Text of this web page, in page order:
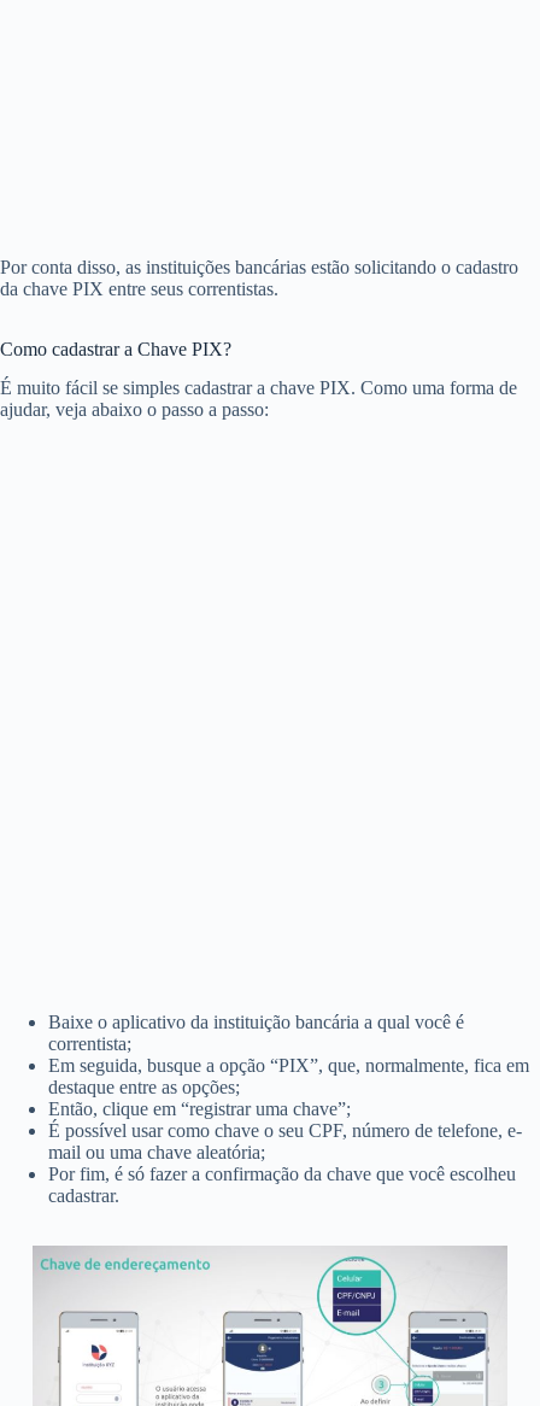
Por conta disso, as instituições bancárias estão solicitando o cadastro
da chave PIX entre seus correntistas.
Como cadastrar a Chave PIX?
É muito fácil se simples cadastrar a chave PIX. Como uma forma de
ajudar, veja abaixo o passo a passo:
Baixe o aplicativo da instituição bancária a qual você é
correntista;
Em seguida, busque a opção “PIX”, que, normalmente, fica em
destaque entre as opções;
Então, clique em “registrar uma chave”;
É possível usar como chave o seu CPF, número de telefone, e-
mail ou uma chave aleatória;
Por fim, é só fazer a confirmação da chave que você escolheu
cadastrar.